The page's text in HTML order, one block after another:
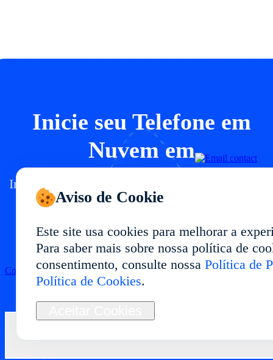
Inicie seu Telefone em
Nuvem em
Implante um ambiente de telefone em nuvem
com desempenho estável e uso flexível.
automação e operações de longo prazo.
Começar
Aviso de Cookie
Este site usa cookies para melhorar a
Para saber mais sobre nossa política de
consentimento, consulte nossa Política de
Política de Cookies.